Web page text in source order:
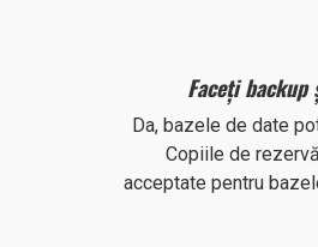
Faceți backup
Da, bazele de date
Copiile de
acceptate pentru